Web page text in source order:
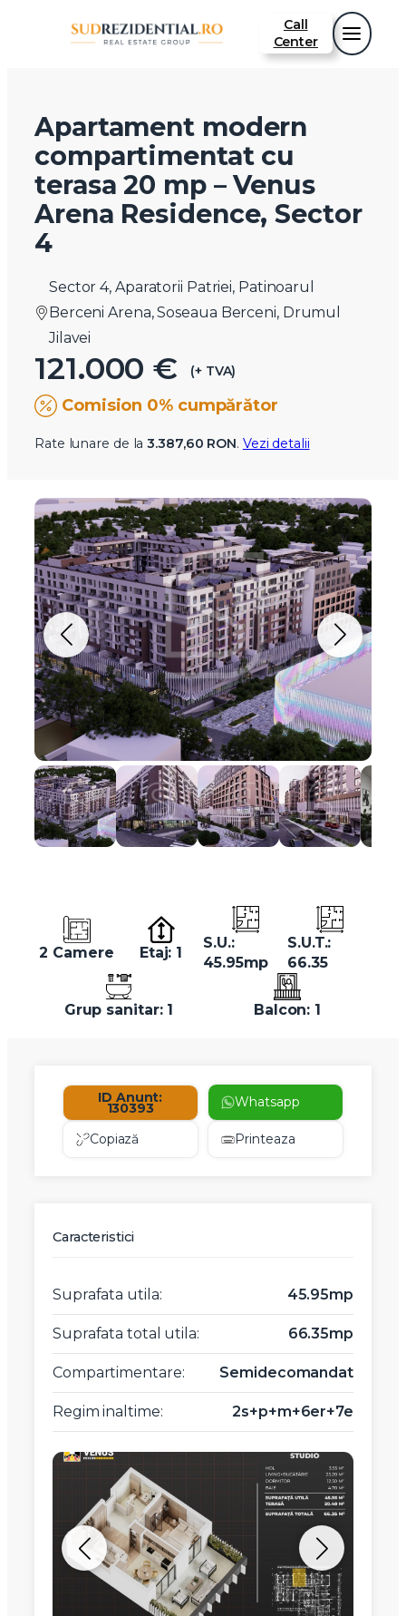
Call
Center
Apartament modern
compartimentat cu
terasa 20 mp – Venus
Arena Residence, Sector
4
Sector 4, Aparatorii Patriei, Patinoarul
Berceni Arena, Soseaua Berceni, Drumul
Jilavei
121.000 € (+ TVA)
Comision 0% cumpărător
Rate lunare de la3.387,60 RON. Vezi detalii
2 Camere Etaj: 1
S.U.:
45.95mp
S.U.T.:
66.35
Grup sanitar: 1 Balcon: 1
ID Anunt:
130393 Whatsapp
Copiază Printeaza
Caracteristici
Suprafata utila: 45.95mp
Suprafata total utila: 66.35mp
Compartimentare: Semidecomandat
Regim inaltime: 2s+p+m+6er+7e